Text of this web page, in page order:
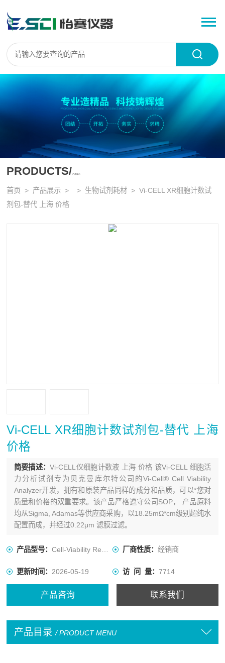
PRODUCTS/ 产品展示
首页 > 产品展示 > > 生物试剂耗材 > Vi-CELL XR细胞计数试
剂包-替代 上海 价格
Vi-CELL XR细胞计数试剂包-替代 上海
价格
简要描述：Vi-CELL仪细胞计数液 上海 价格 该Vi-CELL 细胞活
力分析试剂专为贝克曼库尔特公司的Vi-Cell® Cell Viability
Analyzer开发，拥有和原装产品同样的成分和品质，可以*您对
质量和价格的双重要求。该产品严格遵守公司SOP， 产品原料
均从Sigma, Adamas等供应商采购，以18.25mΩ*cm级别超纯水
配置而成，并经过0.22μm 滤膜过滤。
产品型号：Cell-Viability Reagent 厂商性质： 经销商
更新时间：2026-05-19 访 问 量： 7714
产品咨询 联系我们
产品目录 / PRODUCT MENU